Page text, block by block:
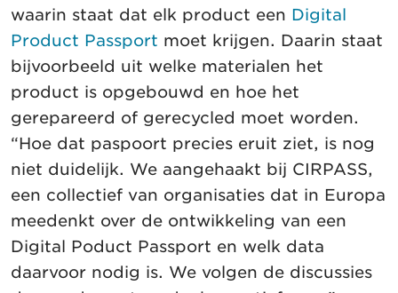
waarin staat dat elk product een Digital
Product Passport moet krijgen. Daarin staat
bijvoorbeeld uit welke materialen het
product is opgebouwd en hoe het
gerepareerd of gerecycled moet worden.
“Hoe dat paspoort precies eruit ziet, is nog
niet duidelijk. We aangehaakt bij CIRPASS,
een collectief van organisaties dat in Europa
meedenkt over de ontwikkeling van een
Digital Poduct Passport en welk data
daarvoor nodig is. We volgen de discussies